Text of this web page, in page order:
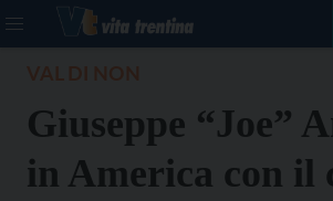
Giuseppe “Joe”
in America con il